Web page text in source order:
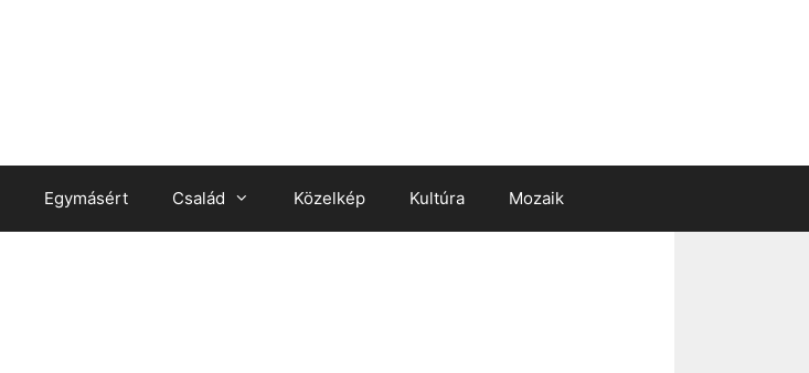
Egymásért Család Közelkép Kultúra Mozaik